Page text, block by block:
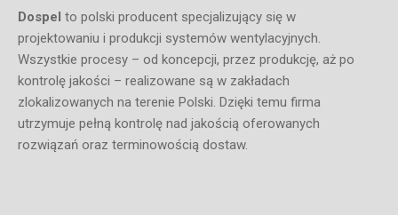
Dospel to polski producent specjalizujący się w
projektowaniu i produkcji systemów wentylacyjnych.
Wszystkie procesy – od koncepcji, przez produkcję, aż po
kontrolę jakości – realizowane są w zakładach
zlokalizowanych na terenie Polski. Dzięki temu firma
utrzymuje pełną kontrolę nad jakością oferowanych
rozwiązań oraz terminowością dostaw.